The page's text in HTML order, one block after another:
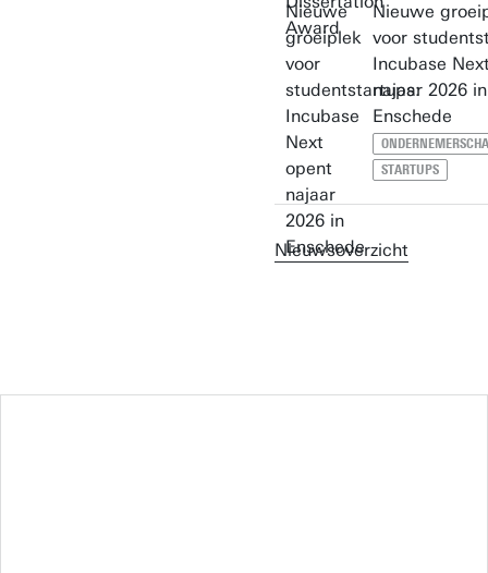
Nieuwe
voor
Incubase
najaar 2026 in
Enschede
STARTUPS
Nieuwsoverzicht